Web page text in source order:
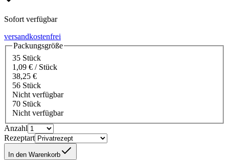
Sofort verfügbar
versandkostenfrei
Packungsgröße
35 Stück
1,09 € / Stück
38,25 €
56 Stück
Nicht verfügbar
70 Stück
Nicht verfügbar
Anzahl
Rezeptart
In den Warenkorb